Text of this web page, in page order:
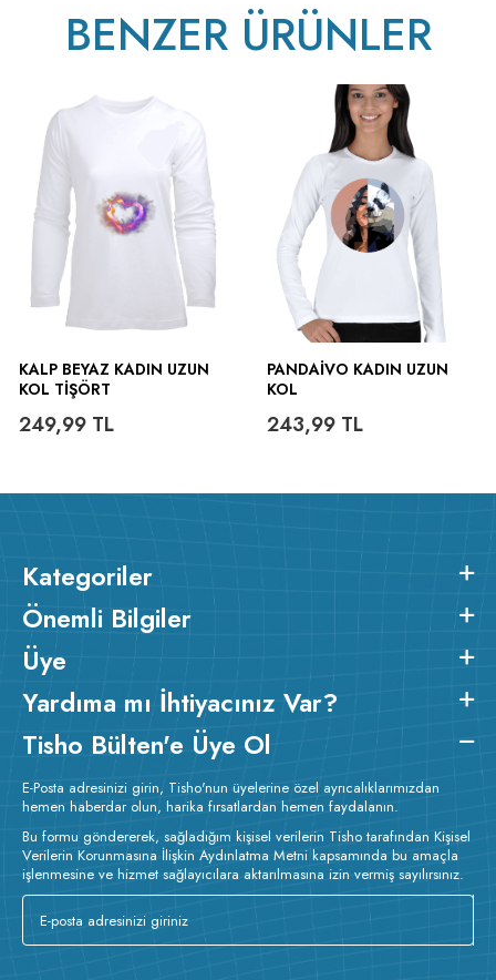
ütülenir.BENZER ÜRÜNLER
KALP BEYAZ KADIN UZUN
KOL TIŞÖRT
249,99 TL
PANDAIVO KADIN UZUN
KOL
243,99TL
Kategoriler
Önemli Bilgiler
Üye
Yardıma mı İhtiyacınız Var?
Tisho Bülten'e Üye Ol
E-Posta adresinizi girin, Tisho'nun üyelerine özel ayrıcalıklarımızdan
hemen haberdar olun, harika fırsatlardan hemen faydalanın.
Bu formu göndererek, sağladığım kişisel verilerin Tisho tarafından Kişisel
Verilerin Korunmasına İlişkin Aydınlatma Metni kapsamında bu amaçla
işlenmesine ve hizmet sağlayıcılara aktarılmasına izin vermiş sayılırsınız.